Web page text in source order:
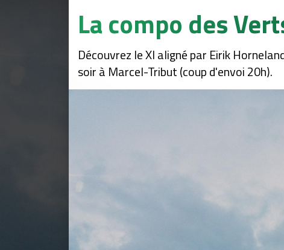
La compo des
Découvrez le XI aligné par Eirik
soir à Marcel-Tribut (coup d'envoi 20h).